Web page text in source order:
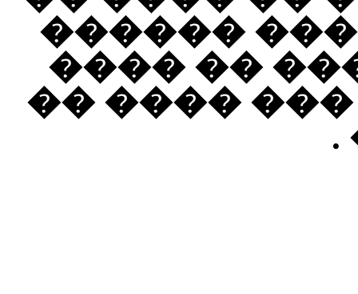
�����
���� ����
���� ��